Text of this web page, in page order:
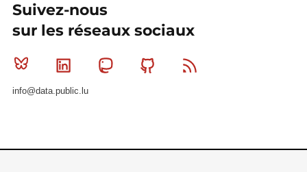
Suivez-nous
sur les réseaux sociaux
Bluesky Linkedin MastodonGithub
info@data.public.lu